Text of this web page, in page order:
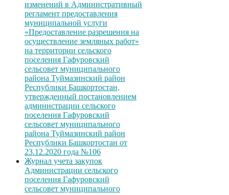
изменений в Административный
регламент предоставления
муниципальной услуги
«Предоставление разрешения на
осуществление земляных работ»
на территории сельского
поселения Гафуровский
сельсовет муниципального
района Туймазинский район
Республики Башкортостан,
утвержденный постановлением
администрации сельского
поселения Гафуровский
сельсовет муниципального
района Туймазинский район
Республики Башкортостан от
23.12.2020 года №106
Журнал учета закупок
Администрации сельского
поселения Гафуровский
сельсовет муниципального